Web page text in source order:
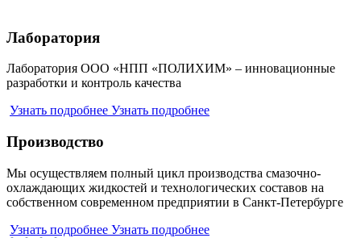
Лаборатория
Лаборатория ООО «НПП «ПОЛИХИМ» – инновационные
разработки и контроль качества
Узнать подробнее Узнать подробнее
Производство
Мы осуществляем полный цикл производства смазочно-
охлаждающих жидкостей и технологических составов на
собственном современном предприятии в Санкт-Петербурге
Узнать подробнее Узнать подробнее